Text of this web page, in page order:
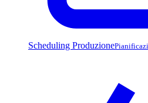
Scheduling Produzione